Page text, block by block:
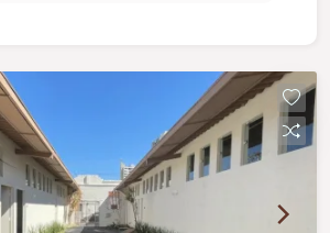
Banheiros com box e ducha
completo; Muros com
elétrica, proporcionando mais